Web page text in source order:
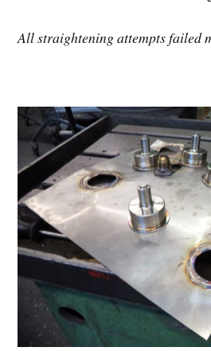
All straightening attempts failed